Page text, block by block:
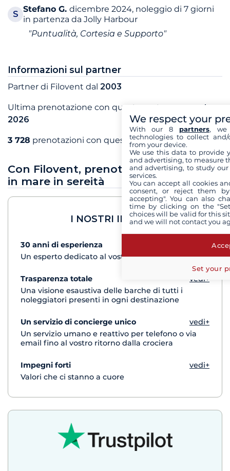
S
Stefano G. dicembre 2024, noleggio di 7 giorni
in partenza da Jolly Harbour
"Puntualità, Cortesia e Supporto"
Informazioni sul partner
Partner di Filovent dal 2003
Ultima prenotazione con questo partner a
agosto
2026
3 728 prenotazioni con questo partner
Con Filovent, prenota le tue vacanze
in mare in sereità
I NOSTRI IMPEGNI
30 anni di esperienza
Un esperto dedicato al vostro progetto di crociera
Trasparenza totale
vedi+
Una visione esaustiva delle barche di tutti i
noleggiatori presenti in ogni destinazione
Un servizio di concierge unico
vedi+
Un servizio umano e reattivo per telefono o via
email fino al vostro ritorno dalla crociera
Impegni forti
vedi+
Valori che ci stanno a cuore
We respect your
With our 8 partners, we
technologies to collect
from your device.
We use this data to provide
and advertising, to measure
and advertising, to study
services.
You can accept all cookies
consent, or reject them
accepting". You can also
time by clicking on the
choices will be valid for this
and we will not contact you
Set your